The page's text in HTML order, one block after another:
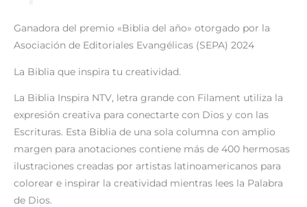
Ganadora del premio «Biblia del año» otorgado por la
Asociación de Editoriales Evangélicas (SEPA) 2024
La Biblia que inspira tu creatividad.
La Biblia Inspira NTV, letra grande con Filament utiliza la
expresión creativa para conectarte con Dios y con las
Escrituras. Esta Biblia de una sola columna con amplio
margen para anotaciones contiene más de 400 hermosas
ilustraciones creadas por artistas latinoamericanos para
colorear e inspirar la creatividad mientras lees la Palabra
de Dios.